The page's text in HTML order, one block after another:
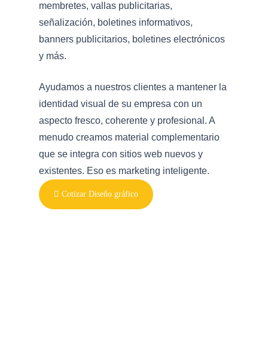
membretes, vallas publicitarias,
señalización, boletines informativos,
banners publicitarios, boletines electrónicos
y más.
Ayudamos a nuestros clientes a mantener la
identidad visual de su empresa con un
aspecto fresco, coherente y profesional. A
menudo creamos material complementario
que se integra con sitios web nuevos y
existentes. Eso es marketing inteligente.
Cotizar Diseño gráfico